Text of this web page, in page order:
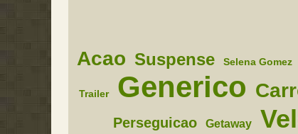
Acao Suspense Selena Gomez
Trailer Generico
Perseguicao
Getaway